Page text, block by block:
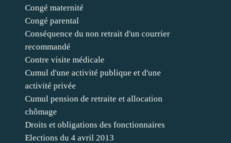
Congé maternité
Congé parental
Conséquence du non retrait d'un courrier
recommandé
Contre visite médicale
Cumul d'une activité publique et d'une
activité privée
Cumul pension de retraite et allocation
chômage
Droits et obligations des fonctionnaires
Elections du 4 avril 2013